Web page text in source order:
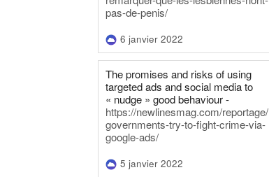
pas-de-penis/
6 janvier 2022
The promises and risks of using
targeted ads and social media to
« nudge » good behaviour -
https://newlinesmag.com/reportage/
governments-try-to-fight-crime-via-
google-ads/
5 janvier 2022